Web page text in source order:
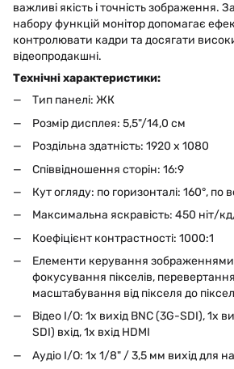
важливі якість і точність зображення.
набору функцій монітор допомагає
контролювати кадри та досягати
відеопродакшні.
Технічні характеристики:
Тип панелі: ЖК
Розмір дисплея: 5,5"/14,0 см
Роздільна здатність: 1920 x 1080
Співвідношення сторін: 16:9
Кут огляду: по горизонталі: 160°, по
Максимальна яскравість: 450 ніт/
Коефіцієнт контрастності: 1000:1
Елементи керування
фокусування пікселів,
масштабування від пікселя до
Відео I/O: 1x вихід BNC (3G-SDI), 1x
SDI) вхід, 1x вхід HDMI
Аудіо I/O: 1x 1/8" / 3,5 мм вихід для